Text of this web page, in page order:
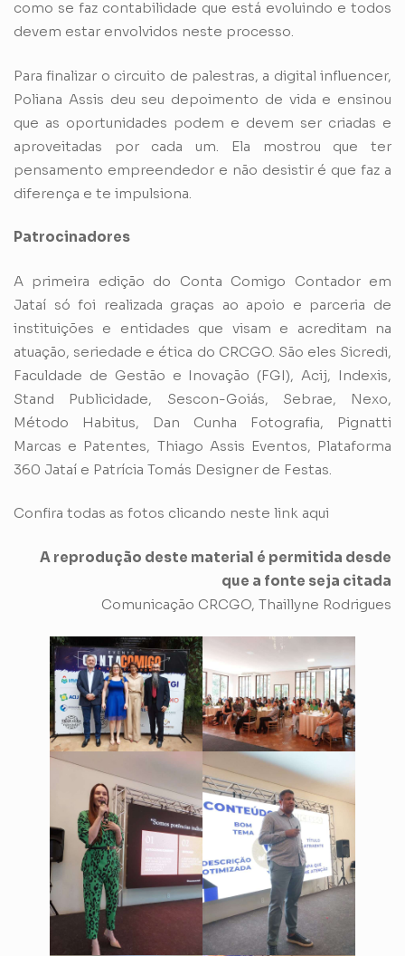
como se faz contabilidade que está evoluindo e todos
devem estar envolvidos neste processo.
Para finalizar o circuito de palestras, a digital influencer,
Poliana Assis deu seu depoimento de vida e ensinou
que as oportunidades podem e devem ser criadas e
aproveitadas por cada um. Ela mostrou que ter
pensamento empreendedor e não desistir é que faz a
diferença e te impulsiona.
Patrocinadores
A primeira edição do Conta Comigo Contador em
Jataí só foi realizada graças ao apoio e parceria de
instituições e entidades que visam e acreditam na
atuação, seriedade e ética do CRCGO. São eles Sicredi,
Faculdade de Gestão e Inovação (FGI), Acij, Indexis,
Stand Publicidade, Sescon-Goiás, Sebrae, Nexo,
Método Habitus, Dan Cunha Fotografia, Pignatti
Marcas e Patentes, Thiago Assis Eventos, Plataforma
360 Jataí e Patrícia Tomás Designer de Festas.
Confira todas as fotos clicando neste link aqui
A reprodução deste material é permitida desde
que a fonte seja citada
Comunicação CRCGO, Thaillyne Rodrigues